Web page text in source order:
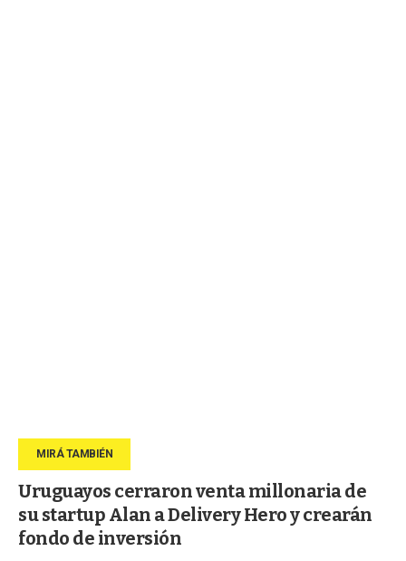
Uruguayos cerraron venta millonaria de
su startup Alan a Delivery Hero y crearán
fondo de inversión